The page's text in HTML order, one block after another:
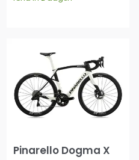
Pinarello Dogma X